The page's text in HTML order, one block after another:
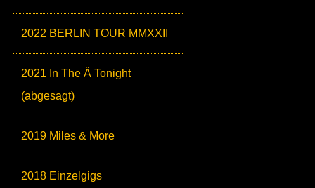
2022 BERLIN TOUR MMXXII
2021 In The Ä Tonight
(abgesagt)
2019 Miles & More
2018 Einzelgigs